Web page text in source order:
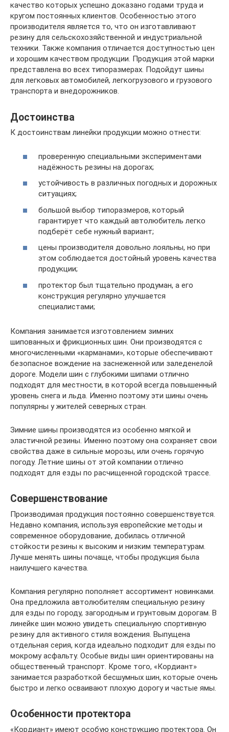
качество которых успешно доказано годами труда и
кругом постоянных клиентов. Особенностью этого
производителя является то, что он изготавливают
резину для сельскохозяйственной и индустриальной
техники. Также компания отличается доступностью цен
и хорошим качеством продукции. Продукция этой марки
представлена во всех типоразмерах. Подойдут шины
для легковых автомобилей, легкогрузового и грузового
транспорта и внедорожников.
Достоинства
К достоинствам линейки продукции можно отнести:
проверенную специальными экспериментами
надёжность резины на дорогах;
устойчивость в различных погодных и дорожных
ситуациях;
большой выбор типоразмеров, который
гарантирует что каждый автолюбитель легко
подберёт себе нужный вариант;
цены производителя довольно лояльны, но при
этом соблюдается достойный уровень качества
продукции;
протектор был тщательно продуман, а его
конструкция регулярно улучшается
специалистами;
Компания занимается изготовлением зимних
шипованных и фрикционных шин. Они производятся с
многочисленными «карманами», которые обеспечивают
безопасное вождение на заснеженной или заледенелой
дороге. Модели шин с глубокими шипами отлично
подходят для местности, в которой всегда повышенный
уровень снега и льда. Именно поэтому эти шины очень
популярны у жителей северных стран.
Зимние шины производятся из особенно мягкой и
эластичной резины. Именно поэтому она сохраняет свои
свойства даже в сильные морозы, или очень горячую
погоду. Летние шины от этой компании отлично
подходят для езды по расчищенной городской трассе.
Совершенствование
Производимая продукция постоянно совершенствуется.
Недавно компания, используя европейские методы и
современное оборудование, добилась отличной
стойкости резины к высоким и низким температурам.
Лучше менять шины почаще, чтобы продукция была
наилучшего качества.
Компания регулярно пополняет ассортимент новинками.
Она предложила автолюбителям специальную резину
для езды по городу, загородным и грунтовым дорогам. В
линейке шин можно увидеть специальную спортивную
резину для активного стиля вождения. Выпущена
отдельная серия, когда идеально подходит для езды по
мокрому асфальту. Особые виды шин ориентированы на
общественный транспорт. Кроме того, «Кордиант»
занимается разработкой бесшумных шин, которые очень
быстро и легко осваивают плохую дорогу и частые ямы.
Особенности протектора
«Кордиант» имеют особую конструкцию протектора. Он